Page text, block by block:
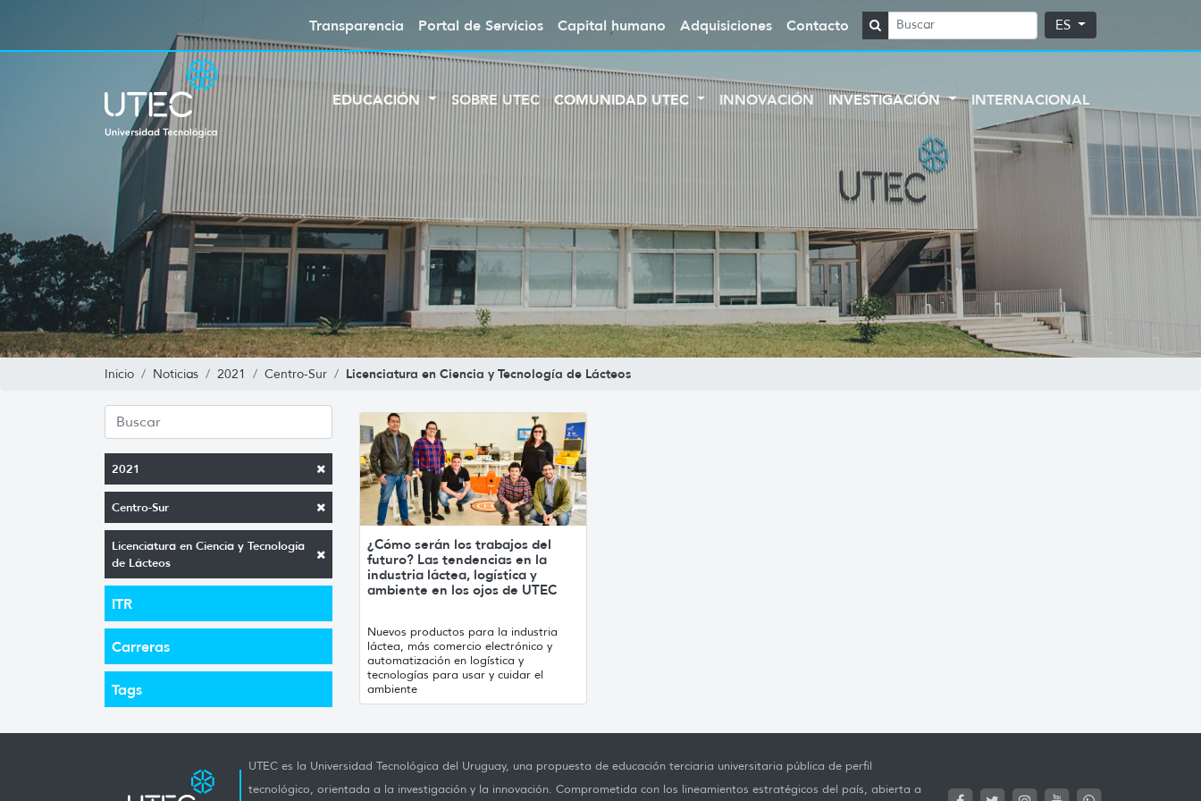
Transparencia Portal de Servicios Capital humano Adquisiciones Contacto ES
EDUCACIÓN SOBRE UTEC COMUNIDAD UTEC INNOVACIÓN INVESTIGACIÓN INTERNACIONAL
Inicio Noticias 2021 Centro-Sur Licenciatura en Ciencia y Tecnología de Lácteos
2021
Centro-Sur
Licenciatura en Ciencia y Tecnología
de Lácteos
ITR
Carreras
Tags
¿Cómo serán los trabajos del
futuro? Las tendencias en la
industria láctea, logística y
ambiente en los ojos de UTEC
Nuevos productos para la industria
láctea, más comercio electrónico y
automatización en logística y
tecnologías para usar y cuidar el
ambiente
UTEC es la Universidad Tecnológica del Uruguay, una propuesta de educación terciaria universitaria pública de perfil
tecnológico, orientada a la investigación y la innovación. Comprometida con los lineamientos estratégicos del país, abierta a